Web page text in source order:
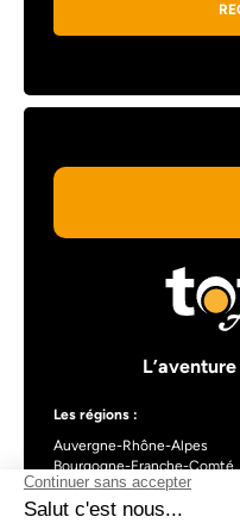
Les régions :
Auvergne-Rhône-Alpes
Bourgogne-Franche-Comté
Centre-Val de Loire
Nouvelle-Aquitaine